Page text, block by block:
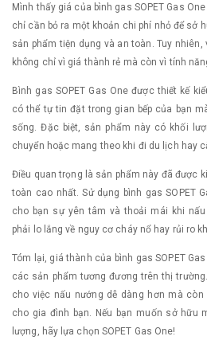
Mình thấy giá của bình gas SOPET Gas
chỉ cần bỏ ra một khoản chi phí nhỏ để sở
sản phẩm tiện dụng và an toàn. Tuy
không chỉ vì giá thành rẻ mà còn vì tính
Bình gas SOPET Gas One được thiết kế
có thể tự tin đặt trong gian bếp của bạn
sống. Đặc biệt, sản phẩm này có khối
chuyển hoặc mang theo khi đi du lịch hay
Điều quan trọng là sản phẩm này đã được
toàn cao nhất. Sử dụng bình gas SOPET
cho bạn sự yên tâm và thoải mái khi
phải lo lắng về nguy cơ cháy nổ hay rủi ro
Tóm lại, giá thành của bình gas SOPET
các sản phẩm tương đương trên thị
cho việc nấu nướng dễ dàng hơn mà
cho gia đình bạn. Nếu bạn muốn sở hữu
lượng, hãy lựa chọn SOPET Gas One!